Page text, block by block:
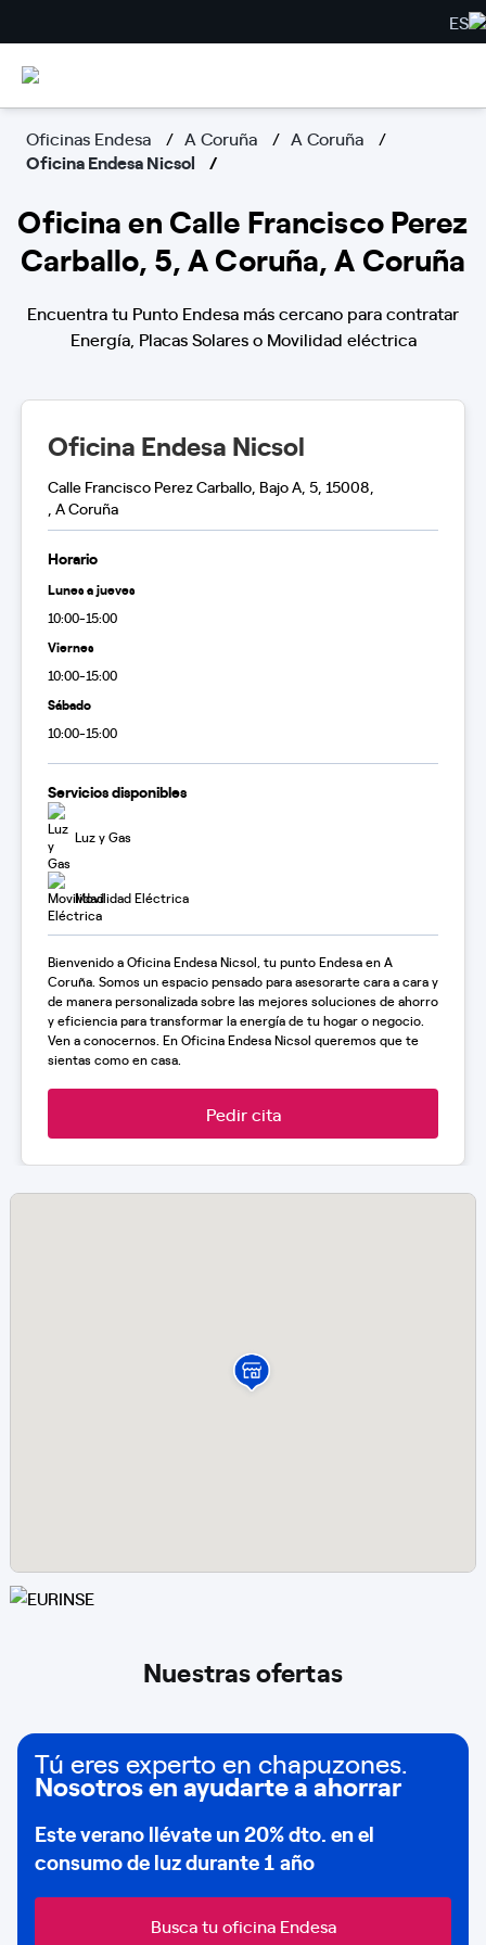
ES
Oficinas Endesa A Coruña
A Coruña
Oficina Endesa Nicsol
Oficina en Calle Francisco Perez
Carballo, 5, A Coruña, A Coruña
Encuentra tu Punto Endesa más cercano para contratar
Energía, Placas Solares o Movilidad eléctrica
Oficina Endesa Nicsol
Calle Francisco Perez Carballo, Bajo A, 5, 15008,
, A Coruña
Horario
Lunes a jueves
10:00-15:00
Viernes
10:00-15:00
Sábado
10:00-15:00
Servicios disponibles
Luz y Gas
Movilidad Eléctrica
Bienvenido a Oficina Endesa Nicsol, tu punto Endesa en A
Coruña. Somos un espacio pensado para asesorarte cara a cara y
de manera personalizada sobre las mejores soluciones de ahorro
y eficiencia para transformar la energía de tu hogar o negocio.
Ven a conocernos. En Oficina Endesa Nicsol queremos que te
sientas como en casa.
Pedir cita
Nuestras ofertas
Tú eres experto en chapuzones.
Nosotros en ayudarte a ahorrar
Este verano llévate un20% dto. en el
consumo deluz durante 1 año
Busca tu oficina Endesa